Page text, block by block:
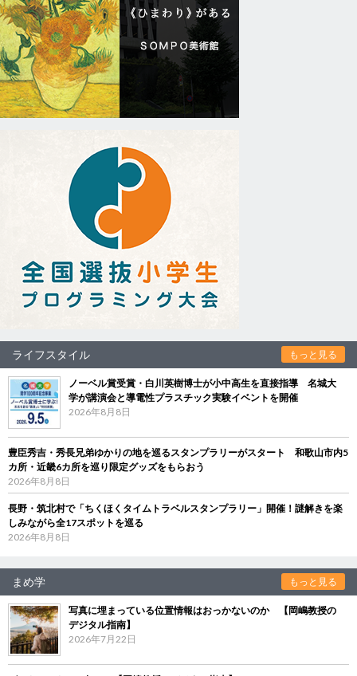
ライフスタイル もっと見る
ノーベル賞受賞・白川英樹博士が小中高生を直接指導 名城大
学が講演会と導電性プラスチック実験イベントを開催
2026年8月8日
豊臣秀吉・秀長兄弟ゆかりの地を巡るスタンプラリーがスタート 和歌山市内5
カ所・近畿6カ所を巡り限定グッズをもらおう
2026年8月8日
長野・筑北村で「ちくほくタイムトラベルスタンプラリー」開催！謎解きを楽
しみながら全17スポットを巡る
2026年8月8日
まめ学 もっと見る
写真に埋まっている位置情報はおっかないのか 【岡嶋教授の
デジタル指南】
2026年7月22日